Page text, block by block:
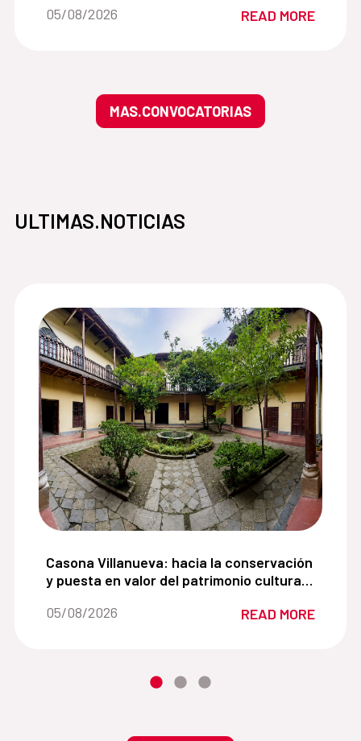
Date of the news::
05/08/2026 READ MORE
MAS.CONVOCATORIAS
ULTIMAS.NOTICIAS
impulsar la recuperación del espacio público en
Casona Villanueva: hacia la conservación y
Casona Villanueva: hacia la conservación
y puesta en valor del patrimonio cultural
Date of the news::
05/08/2026 READ MORE